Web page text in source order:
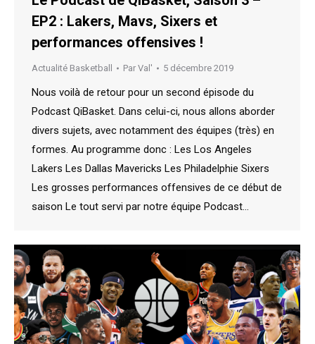
EP2 : Lakers, Mavs, Sixers et
performances offensives !
Actualité Basketball Par Val' 5 décembre 2019
Nous voilà de retour pour un second épisode du
Podcast QiBasket. Dans celui-ci, nous allons aborder
divers sujets, avec notamment des équipes (très) en
formes. Au programme donc : Les Los Angeles
Lakers Les Dallas Mavericks Les Philadelphie Sixers
Les grosses performances offensives de ce début de
saison Le tout servi par notre équipe Podcast…